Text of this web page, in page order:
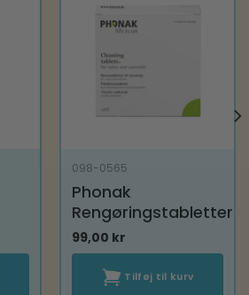
098-0565
Phonak
Rengøringstabletter
99,00 kr
Tilføj til kurv